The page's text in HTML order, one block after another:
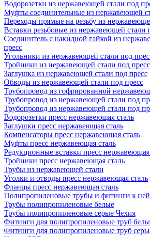
Водорозетки из нержавеющей стали под
Муфты соединительные из нержавеющей
Переходы прямые на резьбу из
Вставки резьбовые из нержавеющей стали
Соединитель с накидной гайкой из
пресс
Угольники из нержавеющей стали под
Тройники из нержавеющей стали под пресс
Заглушка из нержавеющей стали под пресс
Обводы из нержавеющей стали под пресс
Трубопровод из гофрированной
Трубопровод из нержавеющей стали под
Трубопровод из нержавеющей стали под
Водорозетки пресс нержавеющая сталь
Заглушки пресс нержавеющая сталь
Компенсаторы пресс нержавеющая сталь
Муфты пресс нержавеющая сталь
Редукционные вставки пресс нержавеющая
Тройники пресс нержавеющая сталь
Трубы из нержавеющей стали
Уголки и отводы пресс нержавеющая сталь
Фланцы пресс нержавеющая сталь
Полипропиленовые трубы и фитинги к ней
Трубы полипропиленовые белые
Трубы полипропиленовые серые Чехия
Фитинги для полипропиленовые труб
Фитинги для полипропиленовые труб